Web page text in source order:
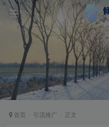
首页 引流推广 正文